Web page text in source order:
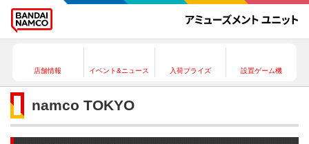
店舗情報 イベント&ニュース 入荷プライズ 設置ゲーム機
namco TOKYO